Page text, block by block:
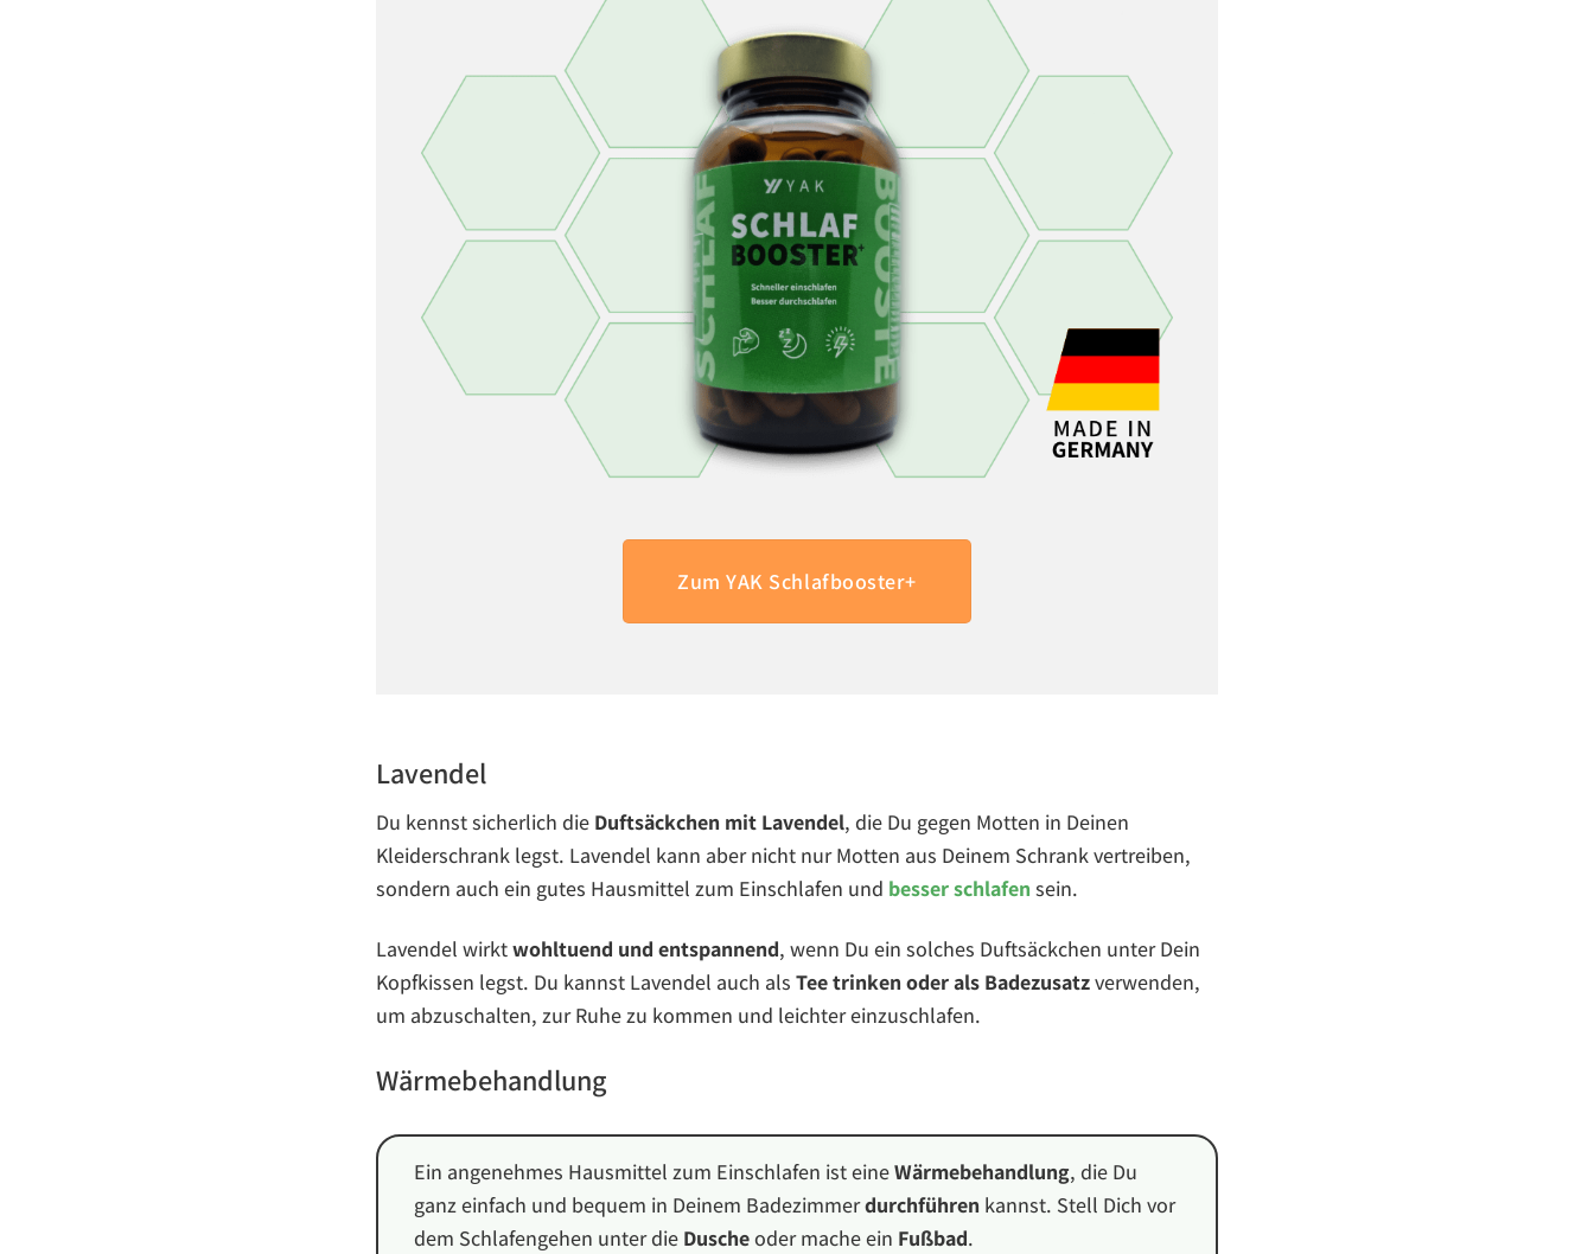
Zum YAK Schlafbooster+
Lavendel
Du kennst sicherlich die Duftsäckchen mit Lavendel, die Du gegen Motten in Deinen
Kleiderschrank legst. Lavendel kann aber nicht nur Motten aus Deinem Schrank vertreiben,
sondern auch ein gutes Hausmittel zum Einschlafen und besser schlafen sein.
Lavendel wirktwohltuend und entspannend, wenn Du ein solches Duftsäckchen unter Dein
Kopfkissen legst. Du kannst Lavendel auch als Tee trinken oder als Badezusatzverwenden,
um abzuschalten, zur Ruhe zu kommen und leichter einzuschlafen.
Wärmebehandlung
Ein angenehmes Hausmittel zum Einschlafen ist eineWärmebehandlung, die Du
ganz einfach und bequem in Deinem Badezimmerdurchführen kannst. Stell Dich vor
dem Schlafengehen unter die Duscheoder mache ein Fußbad.